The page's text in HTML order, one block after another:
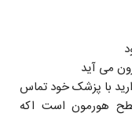
می آید
با پزشک خود تماس
هورمون است اکه